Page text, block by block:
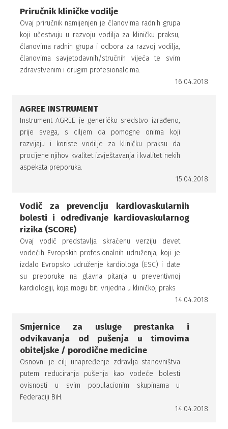
Priručnik kliničke vodilje
Ovaj priručnik namijenjen je članovima radnih grupa
koji učestvuju u razvoju vodilja za kliničku praksu,
članovima radnih grupa i odbora za razvoj vodilja,
članovima savjetodavnih/stručnih vijeća te svim
zdravstvenim i drugim profesionalcima.
16.04.2018
AGREE INSTRUMENT
Instrument AGREE je generičko sredstvo izrađeno,
prije svega, s ciljem da pomogne onima koji
razvijaju i koriste vodilje za kliničku praksu da
procijene njihov kvalitet izvještavanja i kvalitet nekih
aspekata preporuka.
15.04.2018
Vodič za prevenciju kardiovaskularnih
bolesti i određivanje kardiovaskularnog
rizika (SCORE)
Ovaj vodič predstavlja skraćenu verziju devet
vodećih Evropskih profesionalnih udruženja, koji je
izdalo Evropsko udruženje kardiologa (ESC) i date
su preporuke na glavna pitanja u preventivnoj
kardiologiji, koja mogu biti vrijedna u kliničkoj praks
14.04.2018
Smjernice za usluge prestanka i
odvikavanja od pušenja u timovima
obiteljske / porodične medicine
Osnovni je cilj unapređenje zdravlja stanovništva
putem reduciranja pušenja kao vodeće bolesti
ovisnosti u svim populacionim skupinama u
Federaciji BiH.
14.04.2018